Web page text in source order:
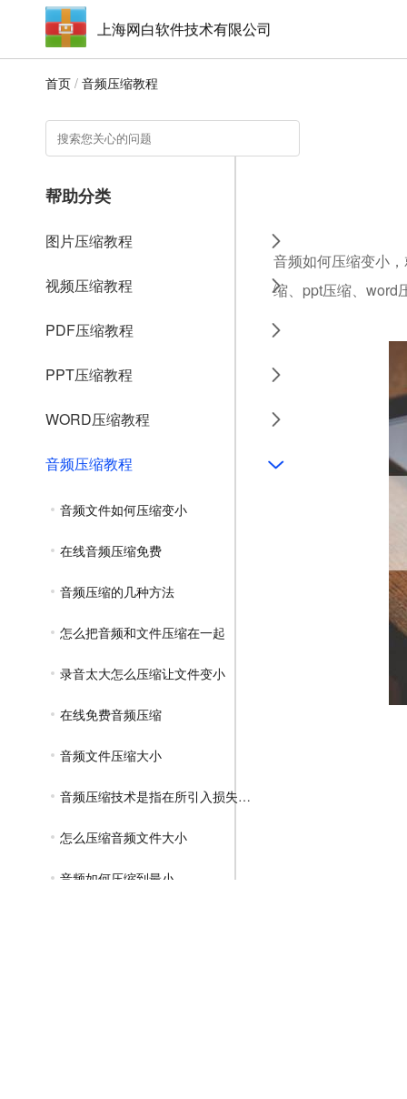
上海网白软件技术有限公司
首页 / 音频压缩教程
帮助分类
图片压缩教程
视频压缩教程
PDF压缩教程
PPT压缩教程
WORD压缩教程
音频压缩教程
音频文件如何压缩变小
在线音频压缩免费
音频压缩的几种方法
怎么把音频和文件压缩在一起
录音太大怎么压缩让文件变小
在线免费音频压缩
音频文件压缩大小
音频压缩技术是指在所引入损失可忽略
怎么压缩音频文件大小
音频如何压缩到最小
音频如何压缩变小
缩、ppt压缩、word